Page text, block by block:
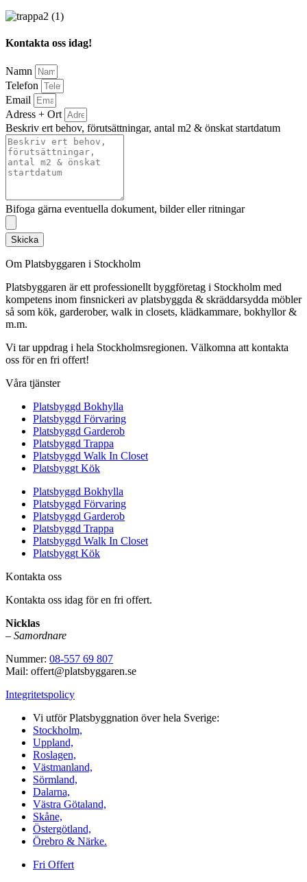
Kontakta oss idag!
Namn
Telefon
Email
Adress + Ort
Beskriv ert behov, förutsättningar, antal m2 & önskat startdatum
Bifoga gärna eventuella dokument, bilder eller ritningar
Skicka
Om Platsbyggaren i Stockholm
Platsbyggaren är ett professionellt byggföretag i Stockholm med
kompetens inom finsnickeri av platsbyggda & skräddarsydda möbler
så som kök, garderober, walk in closets, klädkammare, bokhyllor &
m.m.
Vi tar uppdrag i hela Stockholmsregionen. Välkomna att kontakta
oss för en fri offert!
Våra tjänster
Platsbyggd Bokhylla
Platsbyggd Förvaring
Platsbyggd Garderob
Platsbyggd Trappa
Platsbyggd Walk In Closet
Platsbyggt Kök
Platsbyggd Bokhylla
Platsbyggd Förvaring
Platsbyggd Garderob
Platsbyggd Trappa
Platsbyggd Walk In Closet
Platsbyggt Kök
Kontakta oss
Kontakta oss idag för en fri offert.
Nicklas
– Samordnare
Nummer: 08-557 69 807
Mail: offert@platsbyggaren.se
Integritetspolicy
Vi utför Platsbyggnation över hela Sverige:
Stockholm,
Uppland,
Roslagen,
Västmanland,
Sörmland,
Dalarna,
Västra Götaland,
Skåne,
Östergötland,
Örebro & Närke.
Fri Offert